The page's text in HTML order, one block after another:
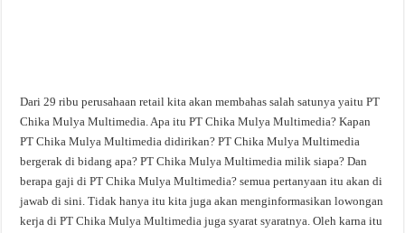
Dari 29 ribu perusahaan retail kita akan membahas salah satunya yaitu PT
Chika Mulya Multimedia. Apa itu PT Chika Mulya Multimedia? Kapan
PT Chika Mulya Multimedia didirikan? PT Chika Mulya Multimedia
bergerak di bidang apa? PT Chika Mulya Multimedia milik siapa? Dan
berapa gaji di PT Chika Mulya Multimedia? semua pertanyaan itu akan di
jawab di sini. Tidak hanya itu kita juga akan menginformasikan lowongan
kerja di PT Chika Mulya Multimedia juga syarat syaratnya. Oleh karna itu